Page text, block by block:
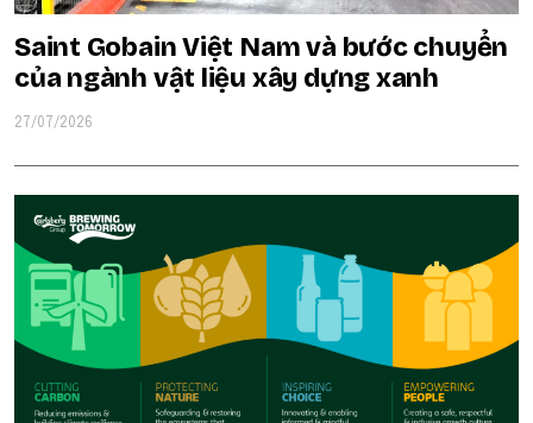
Saint Gobain Việt Nam và bước chuyển
của ngành vật liệu xây dựng xanh
27/07/2026